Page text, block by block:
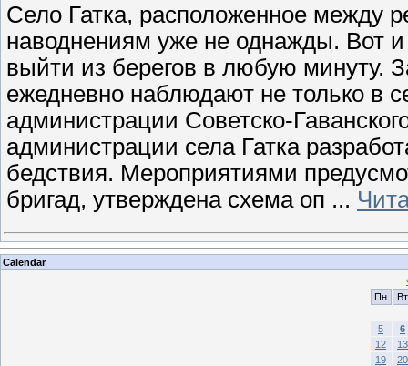
Село Гатка, расположенное между
наводнениям уже не однажды. Вот и
выйти из берегов в любую минуту.
ежедневно наблюдают не только в
администрации Советско-
администрации села Гатка
бедствия. Мероприятиями
бригад, утверждена схема оп ...
Calendar
Пн
Вт
5
6
12
13
19
20